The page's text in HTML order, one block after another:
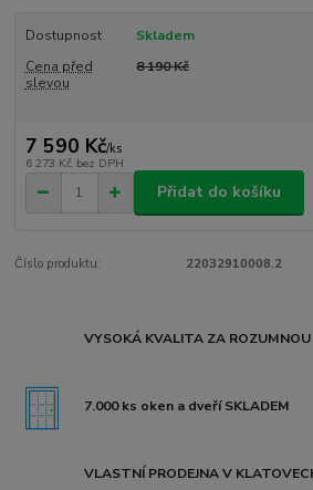
Dostupnost
Skladem
Cena před
slevou
8 190 Kč
7 590 Kč/ks
6 273 Kč bez DPH
Přidat do košíku
Číslo produktu: 22032910008.2
VYSOKÁ KVALITA ZA ROZUMNOU
7.000 ks oken a dveří SKLADEM
VLASTNÍ PRODEJNA V